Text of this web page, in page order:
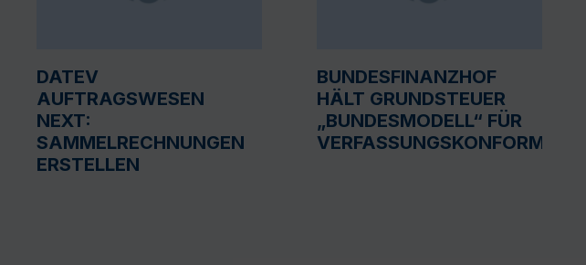
DATEV
AUFTRAGSWESEN
NEXT:
SAMMELRECHNUNGEN
ERSTELLEN
BUNDESFINANZHOF
HÄLT GRUNDSTEUER
„BUNDESMODELL“ FÜR
VERFASSUNGSKONFORM